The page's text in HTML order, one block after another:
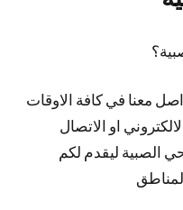
معنا في كافة الاوقات
او الاتصال
الصبية ليقدم لكم